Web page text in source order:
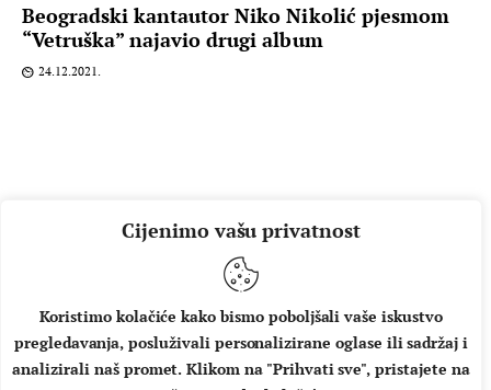
Cijenimo vašu privatnost
Koristimo kolačiće kako bismo poboljšali vaše iskustvo
pregledavanja, posluživali personalizirane oglase ili sadržaj i
analizirali naš promet. Klikom na "Prihvati sve", pristajete na
Beogradski kantautor Niko Nikolić pjesmom
“Vetruška” najavio drugi album
24.12.2021.
O NAMA IMPRESSUM UVJETI KORIŠTENJA